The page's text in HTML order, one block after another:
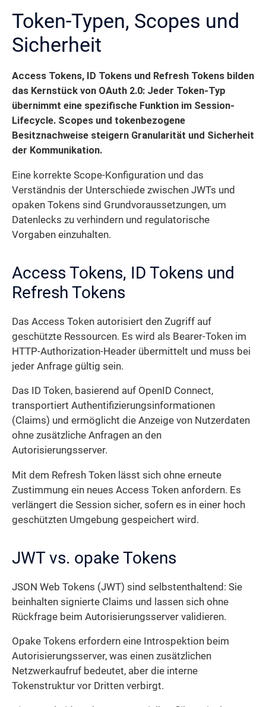
Token-Typen, Scopes und
Sicherheit
Access Tokens, ID Tokens und Refresh Tokens bilden
das Kernstück von OAuth 2.0: Jeder Token-Typ
übernimmt eine spezifische Funktion im Session-
Lifecycle. Scopes und tokenbezogene
Besitznachweise steigern Granularität und Sicherheit
der Kommunikation.
Eine korrekte Scope-Konfiguration und das
Verständnis der Unterschiede zwischen JWTs und
opaken Tokens sind Grundvoraussetzungen, um
Datenlecks zu verhindern und regulatorische
Vorgaben einzuhalten.
Access Tokens, ID Tokens und
Refresh Tokens
Das Access Token autorisiert den Zugriff auf
geschützte Ressourcen. Es wird als Bearer-Token im
HTTP-Authorization-Header übermittelt und muss bei
jeder Anfrage gültig sein.
Das ID Token, basierend auf OpenID Connect,
transportiert Authentifizierungs­informationen
(Claims) und ermöglicht die Anzeige von Nutzerdaten
ohne zusätzliche Anfragen an den
Autorisierungsserver.
Mit dem Refresh Token lässt sich ohne erneute
Zustimmung ein neues Access Token anfordern. Es
verlängert die Session sicher, sofern es in einer hoch
geschützten Umgebung gespeichert wird.
JWT vs. opake Tokens
JSON Web Tokens (JWT) sind selbstenthaltend: Sie
beinhalten signierte Claims und lassen sich ohne
Rückfrage beim Autorisierungsserver validieren.
Opake Tokens erfordern eine Introspektion beim
Autorisierungsserver, was einen zusätzlichen
Netzwerk­aufruf bedeutet, aber die interne
Tokenstruktur vor Dritten verbirgt.